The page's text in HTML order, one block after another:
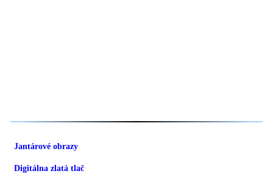
Jantárové obrazy
Digitálna zlatá tlač